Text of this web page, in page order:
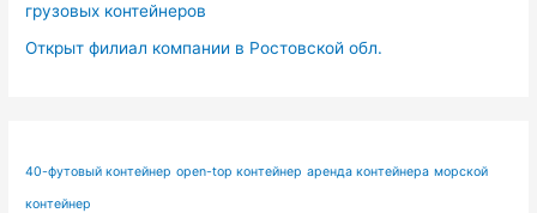
грузовых контейнеров
Открыт филиал компании в Ростовской обл.
40-футовый контейнер open-top контейнер аренда контейнера морской
контейнер